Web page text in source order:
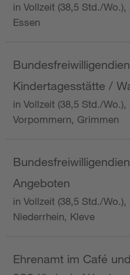
in Vollzeit (38,5 Std./
Essen
Kindertagesstätte /
in Vollzeit (38,5 Std./
Vorpommern, Grimmen
Angeboten
in Vollzeit (38,5 Std./
Niederrhein, Kleve
Ehrenamt im Café